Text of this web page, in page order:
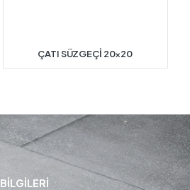
ÇATI SÜZGEÇİ 20×20